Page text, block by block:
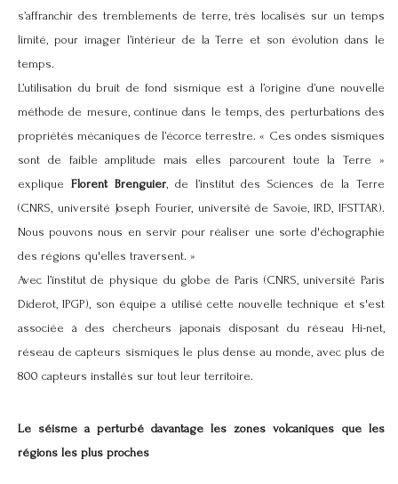
s’affranchir des tremblements de terre, très localisés sur un temps
limité, pour imager l’intérieur de la Terre et son évolution dans le
temps.
L’utilisation du bruit de fond sismique est à l’origine d’une nouvelle
méthode de mesure, continue dans le temps, des perturbations des
propriétés mécaniques de l’écorce terrestre. « Ces ondes sismiques
sont de faible amplitude mais elles parcourent toute la Terre »
explique Florent Brenguier, de l’institut des Sciences de la Terre
(CNRS, université Joseph Fourier, université de Savoie, IRD, IFSTTAR).
Nous pouvons nous en servir pour réaliser une sorte d'échographie
des régions qu'elles traversent. »
Avec l’institut de physique du globe de Paris (CNRS, université Paris
Diderot, IPGP), son équipe a utilisé cette nouvelle technique et s'est
associée à des chercheurs japonais disposant du réseau Hi-net,
réseau de capteurs sismiques le plus dense au monde, avec plus de
800 capteurs installés sur tout leur territoire.
Le séisme a perturbé davantage les zones volcaniques que les
régions les plus proches